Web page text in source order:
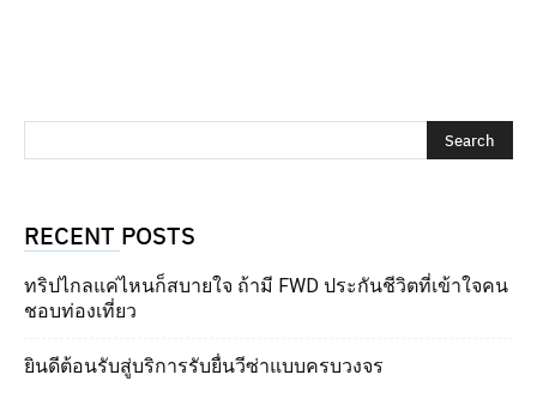
RECENT POSTS
ทริปไกลแค่ไหนก็สบายใจ ถ้ามี FWD ประกันชีวิตที่เข้าใจคน
ชอบท่องเที่ยว
ยินดีต้อนรับสู่บริการรับยื่นวีซ่าแบบครบวงจร